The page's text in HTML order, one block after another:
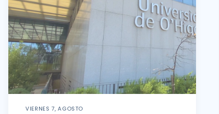
VIERNES 7, AGOSTO